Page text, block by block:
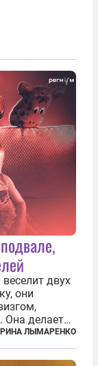
двух
они
Она делает
она
конечно,
ЛЫМАРЕНКО